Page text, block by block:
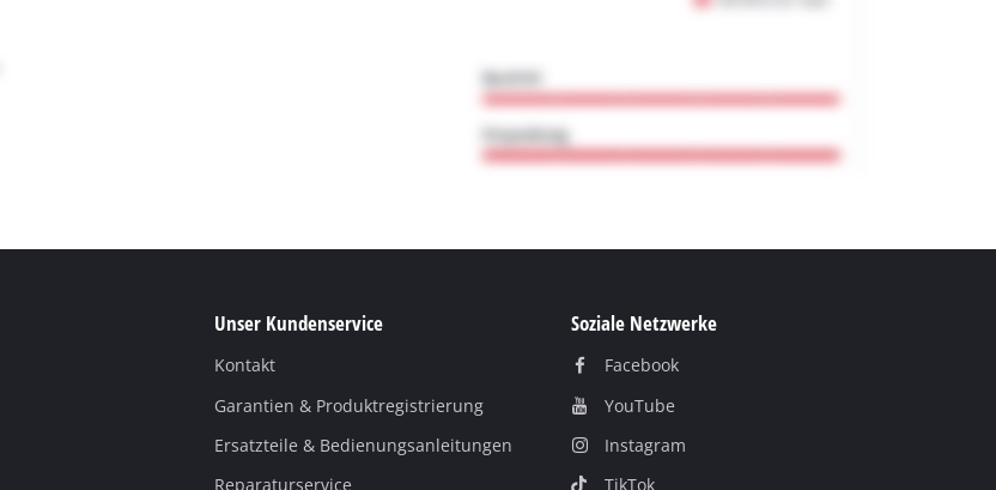
Unser Kundenservice
Kontakt
Garantien & Produktregistrierung
Ersatzteile & Bedienungsanleitungen
Reparaturservice
Soziale Netzwerke
Facebook
YouTube
Instagram
TikTok